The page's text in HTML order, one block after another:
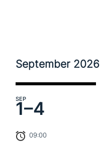
September 2026
SEP
1–4
09:00